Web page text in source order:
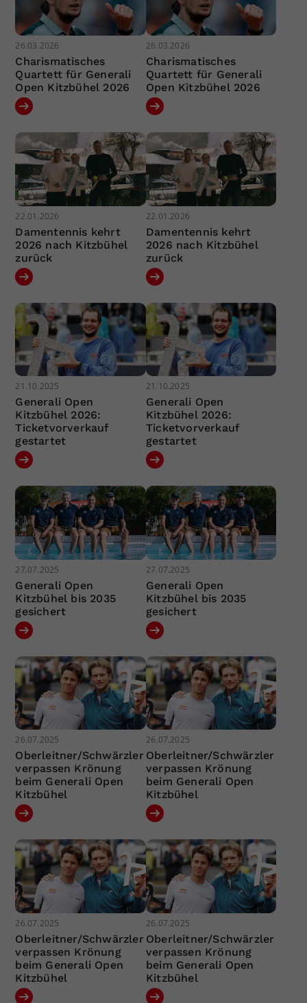
26.03.2026
Charismatisches
Quartett für Generali
Open Kitzbühel 2026
26.03.2026
Charismatisches
Quartett für Generali
Open Kitzbühel 2026
22.01.2026
Damentennis kehrt
2026 nach Kitzbühel
zurück
22.01.2026
Damentennis kehrt
2026 nach Kitzbühel
zurück
21.10.2025
Generali Open
Kitzbühel 2026:
Ticketvorverkauf
gestartet
21.10.2025
Generali Open
Kitzbühel 2026:
Ticketvorverkauf
gestartet
27.07.2025
Generali Open
Kitzbühel bis 2035
gesichert
27.07.2025
Generali Open
Kitzbühel bis 2035
gesichert
26.07.2025
Oberleitner/Schwärzler
verpassen Krönung
beim Generali Open
Kitzbühel
26.07.2025
Oberleitner/Schwärzler
verpassen Krönung
beim Generali Open
Kitzbühel
26.07.2025
Oberleitner/Schwärzler
verpassen Krönung
beim Generali Open
Kitzbühel
26.07.2025
Oberleitner/Schwärzler
verpassen Krönung
beim Generali Open
Kitzbühel